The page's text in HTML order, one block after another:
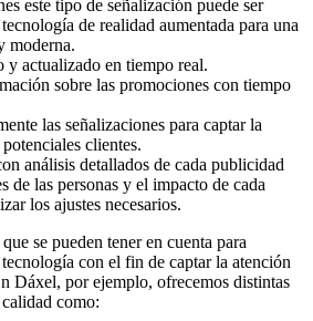
este tipo de señalización puede ser
de realidad aumentada para una
moderna.
actualizado en tiempo real.
sobre las promociones con tiempo
las señalizaciones para captar la
clientes.
análisis detallados de cada publicidad
de las personas y el impacto de cada
los ajustes necesarios.
se pueden tener en cuenta para
con el fin de captar la atención
Dáxel, por ejemplo, ofrecemos distintas
como: